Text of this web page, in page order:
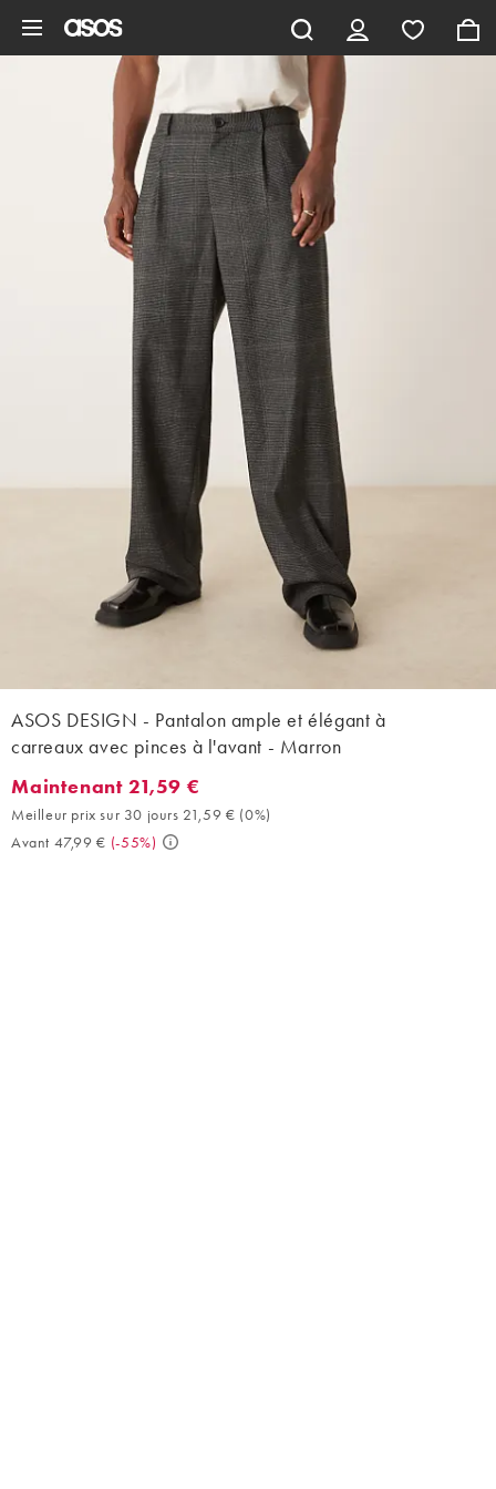
ASOS DESIGN - Pantalon ample et élégant à
carreaux avec pinces à l'avant - Marron
Maintenant 21,59 €. Meilleur prix sur 30 jours 21,59 € (0%).
Maintenant 21,59 €
Meilleur prix sur 30 jours 21,59 € (0%)
Avant 47,99 € (-55%)